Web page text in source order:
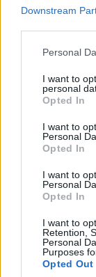
Downstream
Personal
I want to
personal
Opted In
I want to
Personal
Opted In
I want to
Personal
Opted In
I want to
Retention,
Personal
Purposes
Opted Out
Szerző:
Guru
a
Pont
Kombat II.
Mortal
Van
Kombat